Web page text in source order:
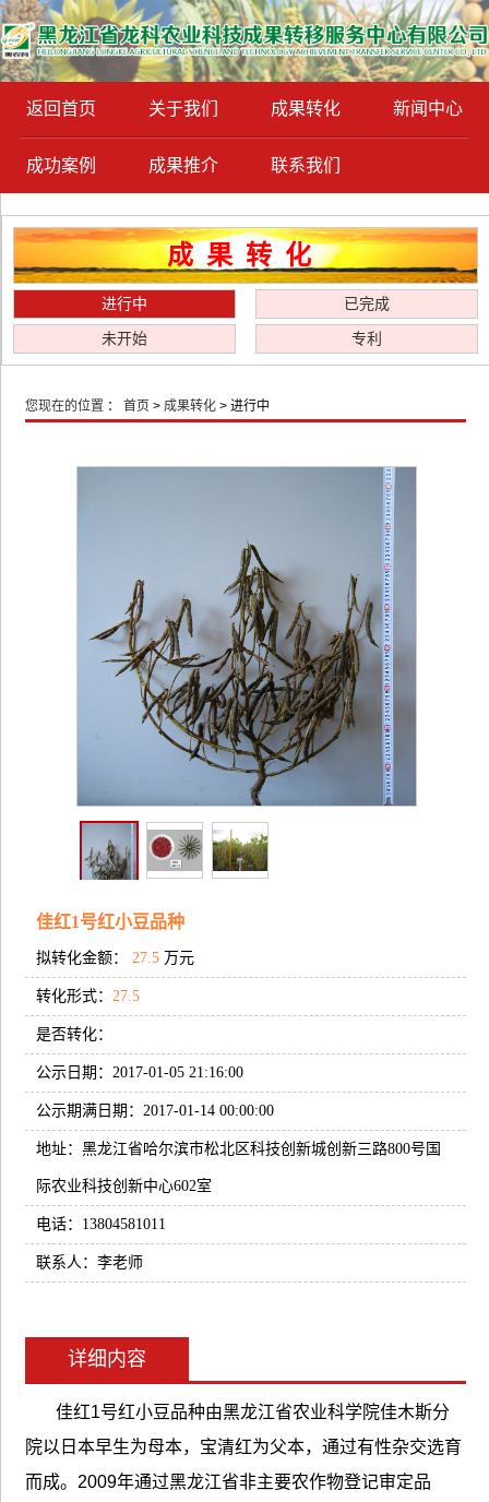
返回首页 关于我们 成果转化 新闻中心
成功案例 成果推介 联系我们
成果转化
进行中 已完成
未开始 专利
您现在的位置 ：首页 >成果转化 > 进行中
佳红1号红小豆品种
拟转化金额： 27.5 万元
转化形式：27.5
是否转化：
公示日期：2017-01-05 21:16:00
公示期满日期：2017-01-14 00:00:00
地址：黑龙江省哈尔滨市松北区科技创新城创新三路800号国
际农业科技创新中心602室
电话：13804581011
联系人：李老师
详细内容
佳红1号红小豆品种由黑龙江省农业科学院佳木斯分
院以日本早生为母本，宝清红为父本，通过有性杂交选育
而成。2009年通过黑龙江省非主要农作物登记审定品